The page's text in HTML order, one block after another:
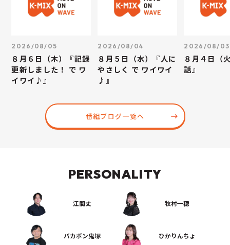
2026/08/05
８月６日（木）『記録
更新しました！ で ワ
イワイ♪』
2026/08/04
８月５日（水）『人に
やさしく で ワイワイ
♪』
2026/08/03
８月４日（
話』
番組ブログ一覧へ
PERSONALITY
江間丈 牧村一穂
バカボン鬼塚 ひかりんちょ